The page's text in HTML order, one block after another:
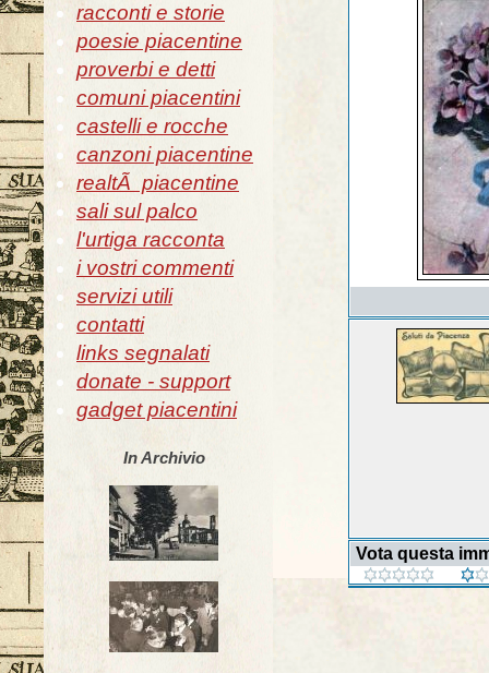
racconti e storie
poesie piacentine
proverbi e detti
comuni piacentini
castelli e rocche
canzoni piacentine
realtÃ piacentine
sali sul palco
l'urtiga racconta
i vostri commenti
servizi utili
contatti
links segnalati
donate - support
gadget piacentini
In Archivio
Vota questa